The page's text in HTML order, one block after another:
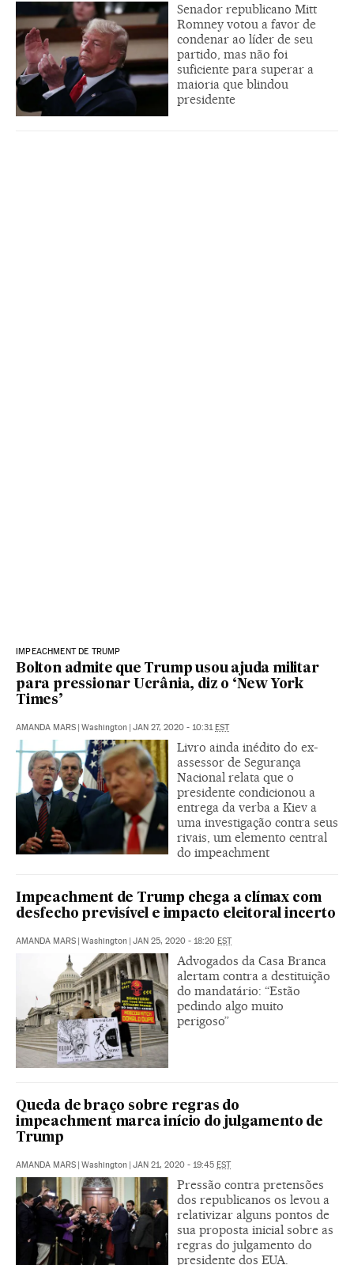
Senador republicano Mitt
Romney votou a favor de
condenar ao líder de seu
partido, mas não foi
suficiente para superar a
maioria que blindou
presidente
IMPEACHMENT DE TRUMP
Bolton admite que Trump usou ajuda militar
para pressionar Ucrânia, diz o ‘New York
Times’
AMANDA MARS | Washington | JAN 27, 2020 - 10:31EST
Livro ainda inédito do ex-
assessor de Segurança
Nacional relata que o
presidente condicionou a
entrega da verba a Kiev a
uma investigação contra seus
rivais, um elemento central
do impeachment
Impeachment de Trump chega a clímax com
desfecho previsível e impacto eleitoral incerto
AMANDA MARS | Washington | JAN 25, 2020 - 18:20 EST
Advogados da Casa Branca
alertam contra a destituição
do mandatário: “Estão
pedindo algo muito
perigoso”
Queda de braço sobre regras do
impeachment marca início do julgamento de
Trump
AMANDA MARS | Washington | JAN 21, 2020 - 19:45 EST
Pressão contra pretensões
dos republicanos os levou a
relativizar alguns pontos de
sua proposta inicial sobre as
regras do julgamento do
presidente dos EUA.